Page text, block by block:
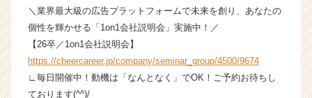
＼業界最大級の広告プラットフォームで未来を創り、あなたの
個性を輝かせる「1on1会社説明会」実施中！／
【26卒／1on1会社説明会】
https://cheercareer.jp/company/seminar_group/4500/9674
∟毎日開催中！動機は「なんとなく」でOK！ご予約お待ちし
ております(^^)/